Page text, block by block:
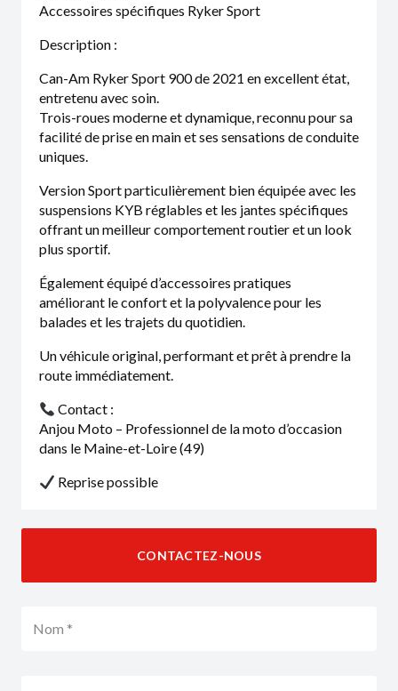
Accessoires spécifiques Ryker Sport
Description :
Can-Am Ryker Sport 900 de 2021 en excellent état,
entretenu avec soin.
Trois-roues moderne et dynamique, reconnu pour sa
facilité de prise en main et ses sensations de conduite
uniques.
Version Sport particulièrement bien équipée avec les
suspensions KYB réglables et les jantes spécifiques
offrant un meilleur comportement routier et un look
plus sportif.
Également équipé d’accessoires pratiques
améliorant le confort et la polyvalence pour les
balades et les trajets du quotidien.
Un véhicule original, performant et prêt à prendre la
route immédiatement.
Contact :
Anjou Moto – Professionnel de la moto d’occasion
dans le Maine-et-Loire (49)
Reprise possible
CONTACTEZ-NOUS